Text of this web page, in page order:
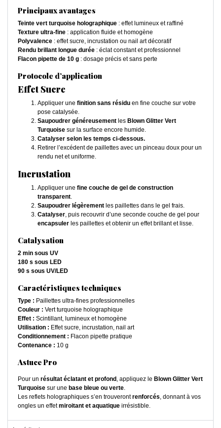
Principaux avantages
Teinte vert turquoise holographique : effet lumineux et raffiné
Texture ultra-fine : application fluide et homogène
Polyvalence : effet sucre, incrustation ou nail art décoratif
Rendu brillant longue durée : éclat constant et professionnel
Flacon pipette de 10 g : dosage précis et sans perte
Protocole d’application
Effet Sucre
Appliquer une finition sans résidu en fine couche sur votre
pose catalysée.
Saupoudrer généreusement les Blown Glitter Vert
Turquoise sur la surface encore humide.
Catalyser selon les temps ci-dessous.
Retirer l’excédent de paillettes avec un pinceau doux pour un
rendu net et uniforme.
Incrustation
Appliquer une fine couche de gel de construction
transparent.
Saupoudrer légèrement les paillettes dans le gel frais.
Catalyser, puis recouvrir d’une seconde couche de gel pour
encapsuler les paillettes et obtenir un effet brillant et lisse.
Catalysation
2 min sous UV
180 s sous LED
90 s sous UV/LED
Caractéristiques techniques
Type : Paillettes ultra-fines professionnelles
Couleur : Vert turquoise holographique
Effet : Scintillant, lumineux et homogène
Utilisation : Effet sucre, incrustation, nail art
Conditionnement : Flacon pipette pratique
Contenance : 10 g
Astuce Pro
Pour un résultat éclatant et profond, appliquez le Blown Glitter Vert
Turquoise sur une base bleue ou verte.
Les reflets holographiques s’en trouverontrenforcés, donnant à vos
ongles un effetmiroitant et aquatique irrésistible.